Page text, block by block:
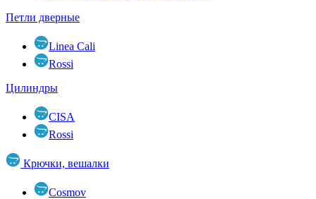
Петли дверные
Linea Cali
Rossi
Цилиндры
CISA
Rossi
Крючки, вешалки
Cosmov